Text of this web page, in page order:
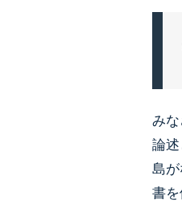
み
論
島
書を